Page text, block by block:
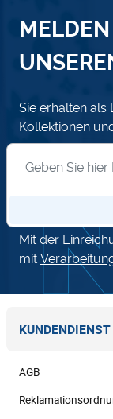
Sie erhalten als
Kollektionen
Mit der
mit
KUNDENDIENST
AGB